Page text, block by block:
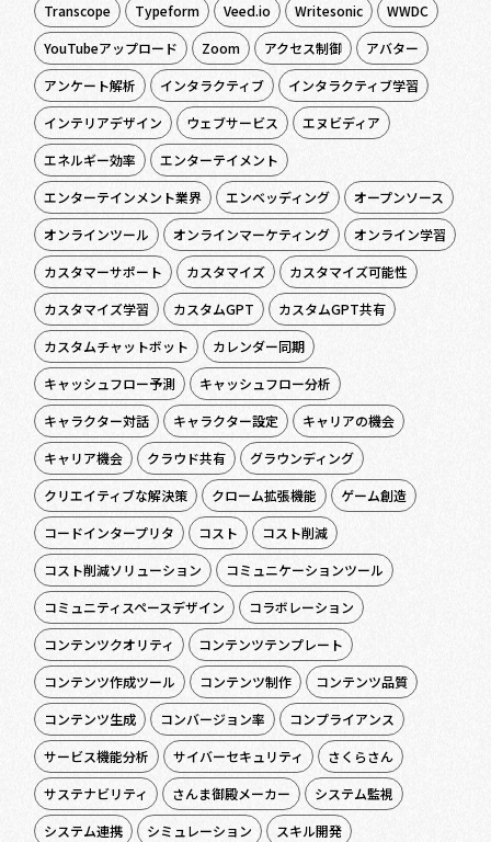
Transcope
Typeform Veed.io Writesonic
WWDC
YouTubeアップロード
Zoom アクセス制御
アバター
アンケート解析
インタラクティブ
インタラクティブ学習
インテリアデザイン
ウェブサービス
エヌビディア
エネルギー効率
エンターテイメント
エンターテインメント業界
エンベッディング
オープンソース
オンラインツール
オンラインマーケティング
オンライン学習
カスタマーサポート
カスタマイズ
カスタマイズ可能性
カスタマイズ学習
カスタムGPT
カスタムGPT共有
カスタムチャットボット
カレンダー同期
キャッシュフロー予測
キャッシュフロー分析
キャラクター対話
キャラクター設定
キャリアの機会
キャリア機会
クラウド共有
グラウンディング
クリエイティブな解決策
クローム拡張機能
ゲーム創造
コードインタープリタ
コスト
コスト削減
コスト削減ソリューション
コミュニケーションツール
コミュニティスペースデザイン
コラボレーション
コンテンツクオリティ
コンテンツテンプレート
コンテンツ作成ツール
コンテンツ制作
コンテンツ品質
コンテンツ生成
コンバージョン率
コンプライアンス
サービス機能分析
サイバーセキュリティ
さくらさん
サステナビリティ
さんま御殿メーカー
システム監視
システム連携
シミュレーション スキル開発